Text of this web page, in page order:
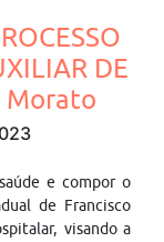
DE
Morato
e compor o
de Francisco
visando a